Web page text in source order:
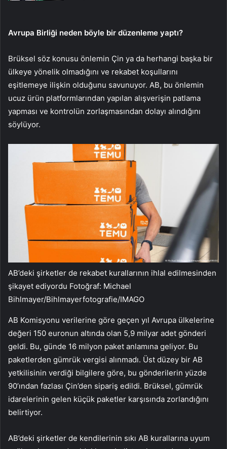
Avrupa Birliği neden böyle bir düzenleme yaptı?
Brüksel söz konusu önlemin Çin ya da herhangi başka bir
ülkeye yönelik olmadığını ve rekabet koşullarını
eşitlemeye ilişkin olduğunu savunuyor. AB, bu önlemin
ucuz ürün platformlarından yapılan alışverişin patlama
yapması ve kontrolün zorlaşmasından dolayı alındığını
söylüyor.
AB’deki şirketler de rekabet kurallarının ihlal edilmesinden
şikayet ediyordu Fotoğraf: Michael
Bihlmayer/Bihlmayerfotografie/IMAGO
AB Komisyonu verilerine göre geçen yıl Avrupa ülkelerine
değeri 150 euronun altında olan 5,9 milyar adet gönderi
geldi. Bu, günde 16 milyon paket anlamına geliyor. Bu
paketlerden gümrük vergisi alınmadı. Üst düzey bir AB
yetkilisinin verdiği bilgilere göre, bu gönderilerin yüzde
90’ından fazlası Çin’den sipariş edildi. Brüksel, gümrük
idarelerinin gelen küçük paketler karşısında zorlandığını
belirtiyor.
AB’deki şirketler de kendilerinin sıkı AB kurallarına uyum